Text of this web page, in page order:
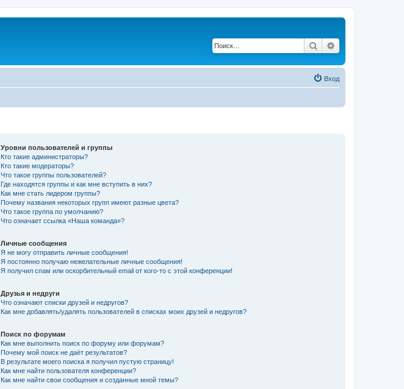
Поиск
Вход
Уровни пользователей и группы
Кто такие администраторы?
Кто такие модераторы?
Что такое группы пользователей?
Где находятся группы и как мне вступить в них?
Как мне стать лидером группы?
Почему названия некоторых групп имеют разные цвета?
Что такое группа по умолчанию?
Что означает ссылка «Наша команда»?
Личные сообщения
Я не могу отправить личные сообщения!
Я постоянно получаю нежелательные личные сообщения!
Я получил спам или оскорбительный email от кого-то с этой конференции!
Друзья и недруги
Что означают списки друзей и недругов?
Как мне добавлять/удалять пользователей в списках моих друзей и недругов?
Поиск по форумам
Как мне выполнить поиск по форуму или форумам?
Почему мой поиск не даёт результатов?
В результате моего поиска я получил пустую страницу!
Как мне найти пользователя конференции?
Как мне найти свои сообщения и созданные мной темы?